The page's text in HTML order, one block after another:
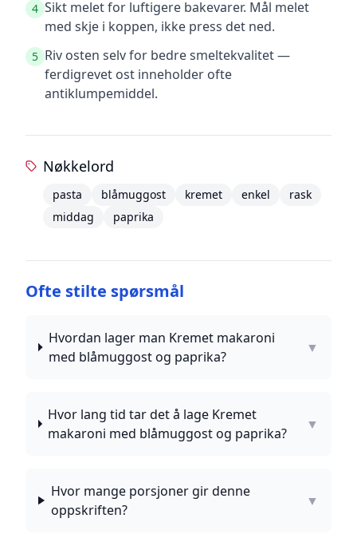
4 Sikt melet for luftigere bakevarer. Mål melet
med skje i koppen, ikke press det ned.
5 Riv osten selv for bedre smeltekvalitet —
ferdigrevet ost inneholder ofte
antiklumpemiddel.
Nøkkelord
pasta blåmuggost kremet enkel
rask
middag
paprika
Ofte stilte spørsmål
Hvordan lager man Kremet makaroni
med blåmuggost og paprika?
▼
Hvor lang tid tar det å lage Kremet
makaroni med blåmuggost og paprika?
▼
Hvor mange porsjoner gir denne
oppskriften?
▼